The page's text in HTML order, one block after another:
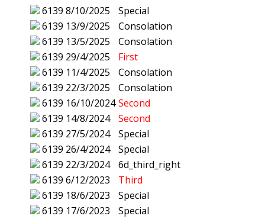
6139 8/10/2025
Special
6139 13/9/2025
Consolation
6139 13/5/2025
Consolation
6139 29/4/2025
First
6139 11/4/2025
Consolation
6139 22/3/2025
Consolation
6139 16/10/2024 Second
6139 14/8/2024
Second
6139 27/5/2024
Special
6139 26/4/2024
Special
6139 22/3/2024
6d_third_right
6139 6/12/2023
Third
6139 18/6/2023
Special
6139 17/6/2023
Special